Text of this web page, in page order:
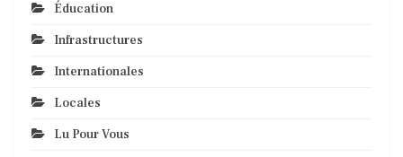
Éducation
Infrastructures
Internationales
Locales
Lu Pour Vous